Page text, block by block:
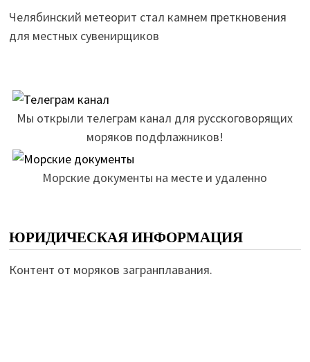
Челябинский метеорит стал камнем преткновения
для местных сувенирщиков
Мы открыли телеграм канал для русскоговорящих
моряков подфлажников!
Морские документы на месте и удаленно
ЮРИДИЧЕСКАЯ ИНФОРМАЦИЯ
Контент от моряков загранплавания.